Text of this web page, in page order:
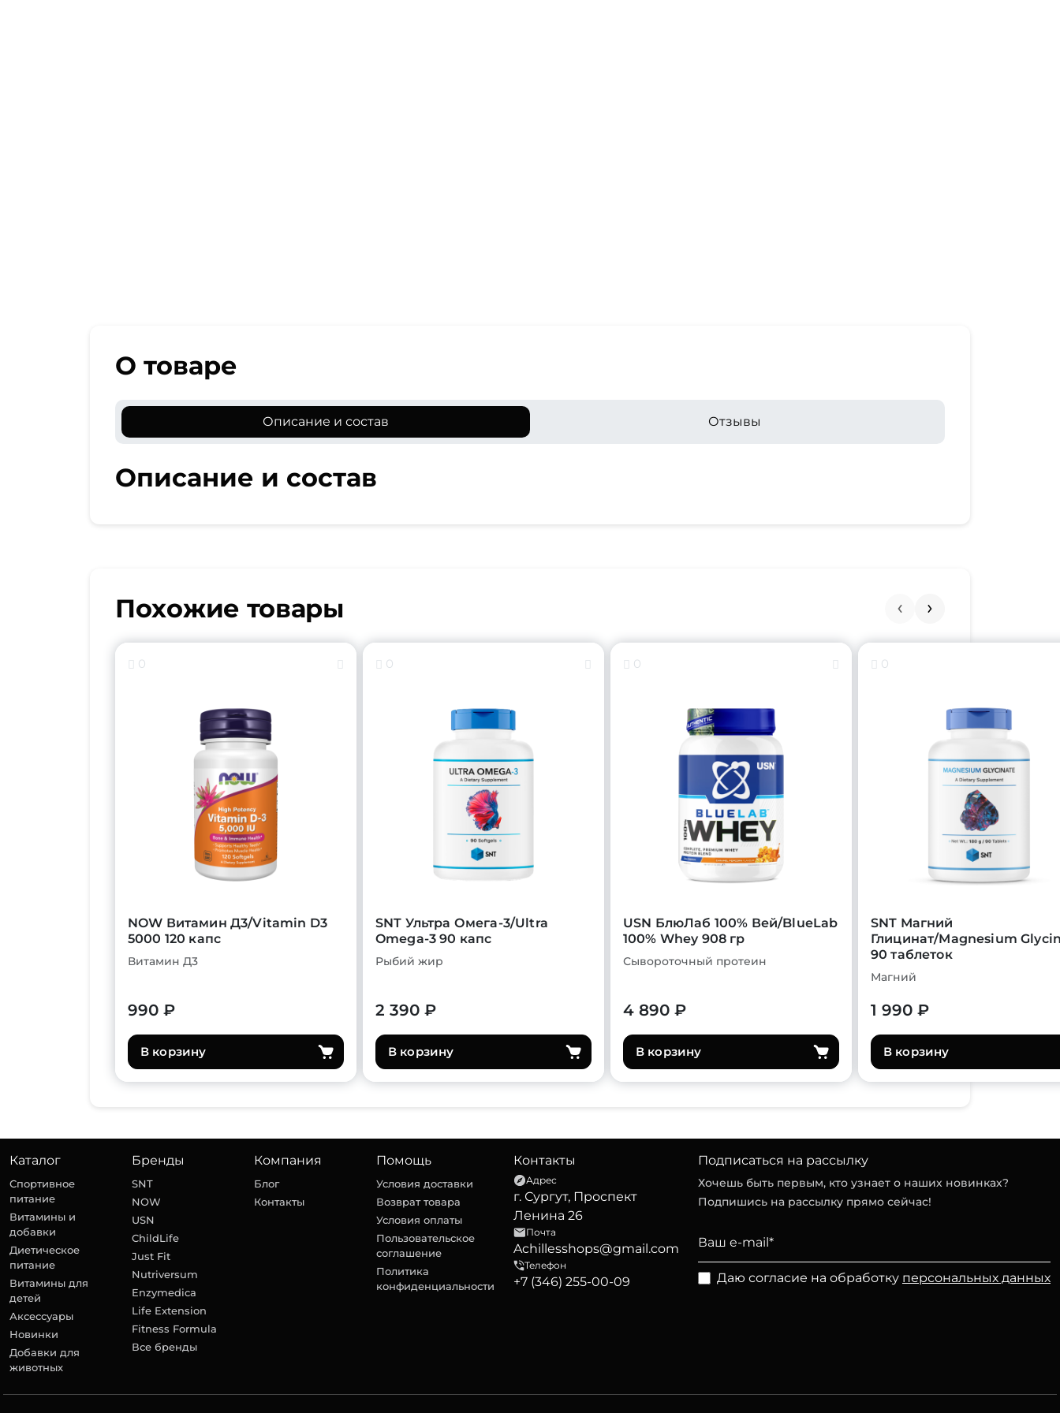
О товаре
Описание и состав Отзывы
Описание и состав
Похожие товары
0
NOW Витамин Д3/Vitamin D3
5000 120 капс
Витамин Д3
990 ₽
В корзину
0
SNT Ультра Омега-3/Ultra
Omega-3 90 капс
Рыбий жир
2 390 ₽
В корзину
0
USN БлюЛаб 100% Вей/BlueLab
100% Whey 908 гр
Сывороточный протеин
4 890 ₽
В корзину
0
SNT Магний
Глицинат/Magnesium
90 таблеток
Магний
1 990 ₽
В корзину
Каталог
Спортивное
питание
Витамины и
добавки
Диетическое
питание
Витамины для
детей
Аксессуары
Новинки
Добавки для
животных
Бренды
SNT
NOW
USN
ChildLife
Just Fit
Nutriversum
Enzymedica
Life Extension
Fitness Formula
Все бренды
Компания
Блог
Контакты
Помощь
Условия доставки
Возврат товара
Условия оплаты
Пользовательское
соглашение
Политика
конфиденциальности
Контакты
Адрес
г. Сургут, Проспект
Ленина 26
Почта
Achillesshops@gmail.com
Телефон
+7 (346) 255-00-09
Подписаться на рассылку
Хочешь быть первым, кто узнает о наших новинках?
Подпишись на рассылку прямо сейчас!
Даю согласие на обработку персональных данных